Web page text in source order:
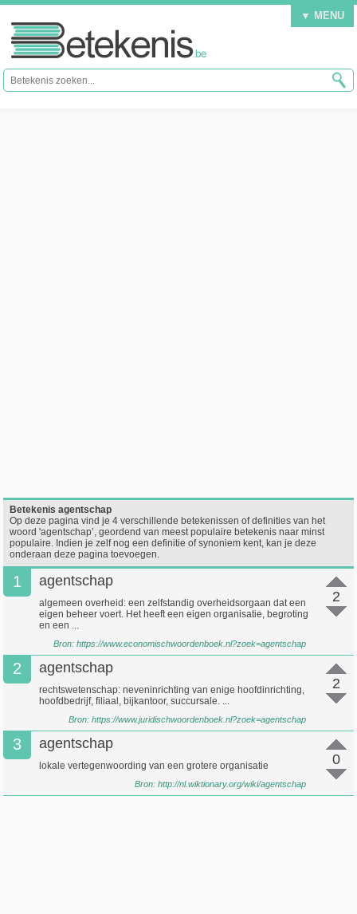
▼ MENU
Betekenis agentschap
Op deze pagina vind je 4 verschillende betekenissen of definities van het
woord 'agentschap’, geordend van meest populaire betekenis naar minst
populaire. Indien je zelf nog een definitie of synoniem kent, kan je deze
onderaan deze pagina toevoegen.
1
2
agentschap
algemeen overheid: een zelfstandig overheidsorgaan dat een
eigen beheer voert. Het heeft een eigen organisatie, begroting
en een ...
Bron: https://www.economischwoordenboek.nl?zoek=agentschap
2
2
agentschap
rechtswetenschap: neveninrichting van enige hoofdinrichting,
hoofdbedrijf, filiaal, bijkantoor, succursale. ...
Bron: https://www.juridischwoordenboek.nl?zoek=agentschap
3
0
agentschap
lokale vertegenwoording van een grotere organisatie
Bron: http://nl.wiktionary.org/wiki/agentschap